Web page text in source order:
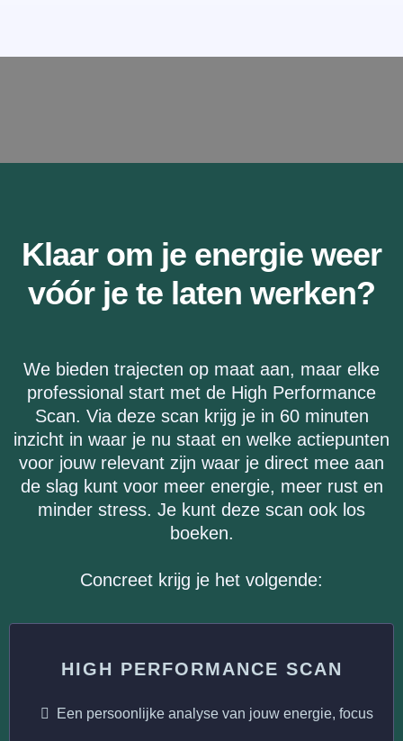
Klaar om je energie weer
vóór je te laten werken?
We bieden trajecten op maat aan, maar elke
professional start met de High Performance
Scan. Via deze scan krijg je in 60 minuten
inzicht in waar je nu staat en welke actiepunten
voor jouw relevant zijn waar je direct mee aan
de slag kunt voor meer energie, meer rust en
minder stress. Je kunt deze scan ook los
boeken.
Concreet krijg je het volgende:
HIGH PERFORMANCE SCAN
Een persoonlijke analyse van jouw energie, focus